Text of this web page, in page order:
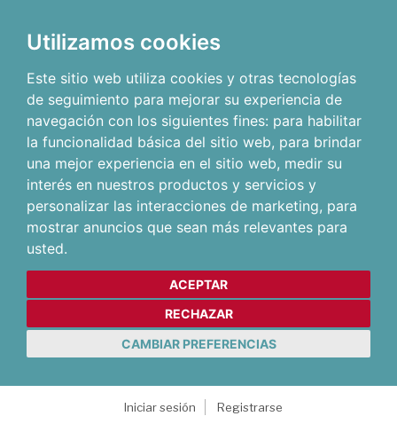
Utilizamos cookies
Este sitio web utiliza cookies y otras tecnologías
de seguimiento para mejorar su experiencia de
navegación con los siguientes fines: para habilitar
la funcionalidad básica del sitio web, para brindar
una mejor experiencia en el sitio web, medir su
interés en nuestros productos y servicios y
personalizar las interacciones de marketing, para
mostrar anuncios que sean más relevantes para
usted.
ACEPTAR
RECHAZAR
CAMBIAR PREFERENCIAS
Iniciar sesión
Registrarse